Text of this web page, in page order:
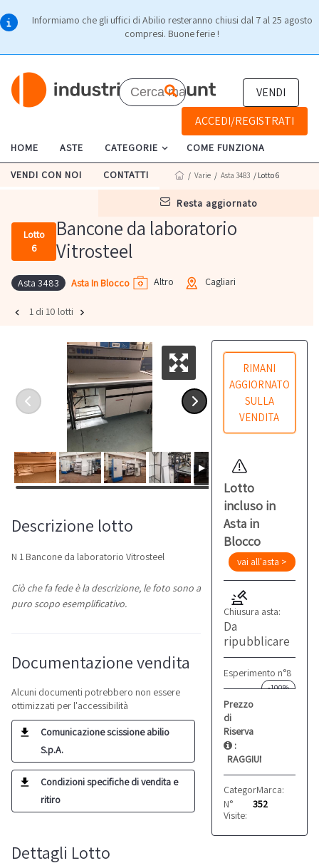
Informiamo che gli uffici di Abilio resteranno chiusi dal 7 al 25 agosto
compresi. Buone ferie !
VENDI
ACCEDI/REGISTRATI
HOME ASTE CATEGORIE COME FUNZIONA
VENDI CON NOI CONTATTI
resta aggiornato
/ Varie / Asta 3483 / Lotto 6
Lotto
6
Bancone da laboratorio
Vitrosteel
Asta 3483 Asta In Blocco Altro Cagliari
1 di 10 lotti
RIMANI
AGGIORNATO
SULLA
VENDITA
Lotto
incluso in
Asta in
Blocco
vai all'asta >
Chiusura asta:
Da
ripubblicare
Esperimento n°8
-100%
Prezzo
di
Riserva
:
RAGGIUNTO
Categoria: Altro
Marca:
N°
Visite:
352
Descrizione lotto
N 1 Bancone da laboratorio Vitrosteel
Ciò che fa fede è la descrizione, le foto sono a
puro scopo esemplificativo.
Documentazione vendita
Alcuni documenti potrebbero non essere
ottimizzati per l'accessibilità
Comunicazione scissione abilio
S.p.A.
Condizioni specifiche di vendita e
ritiro
Dettagli Lotto